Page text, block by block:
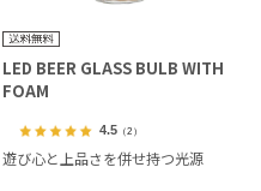
LED BEER GLASS BULB WITH
FOAM
4.5 （2）
遊び心と上品さを併せ持つ光源